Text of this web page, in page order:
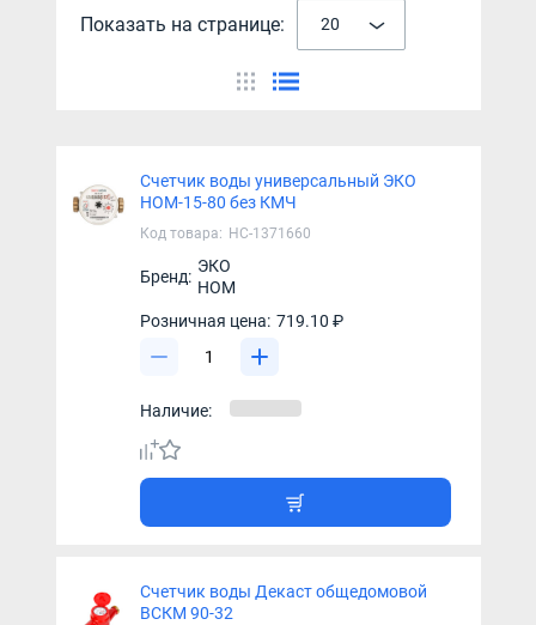
Показать на странице: 20
Счетчик воды универсальный ЭКО
НОМ-15-80 без КМЧ
Код товара: НС-1371660
Бренд:
ЭКО
НОМ
Розничная цена: 719.10 ₽
Наличие:
Счетчик воды Декаст общедомовой
ВСКМ 90-32